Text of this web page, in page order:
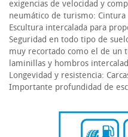
exigencias de velocidad y
neumático de turismo:
Escultura intercalada para
Seguridad en todo tipo de
muy recortado como el de un
laminillas y hombros
Longevidad y resistencia:
Importante profundidad de